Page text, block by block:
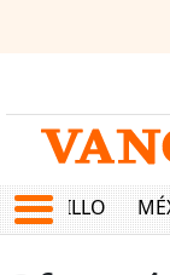
SALTILLO